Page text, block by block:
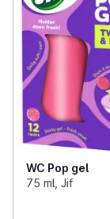
WC Pop gel
75 ml, Jif